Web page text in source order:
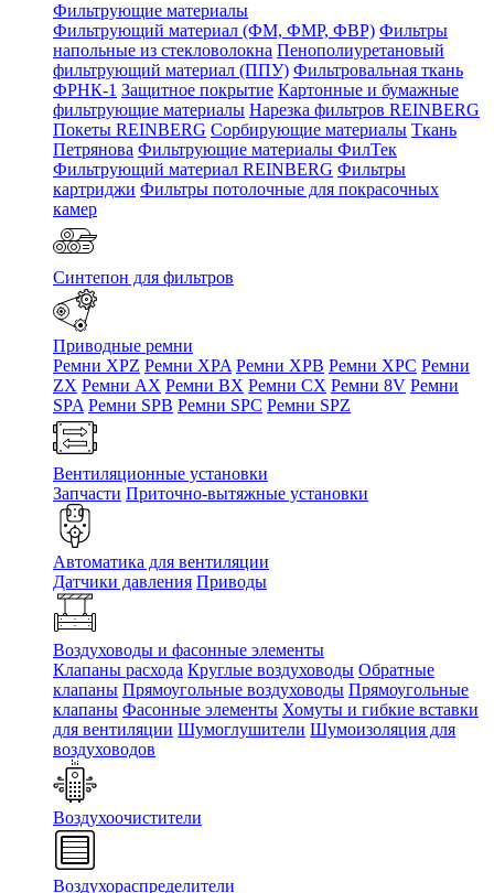
Фильтрующие материалы
Фильтрующий материал (ФМ, ФМР, ФВР) Фильтры
напольные из стекловолокна Пенополиуретановый
фильтрующий материал (ППУ) Фильтровальная ткань
ФРНК-1 Защитное покрытие Картонные и бумажные
фильтрующие материалы Нарезка фильтров REINBERG
Покеты REINBERG Сорбирующие материалы Ткань
Петрянова Фильтрующие материалы ФилТек
Фильтрующий материал REINBERG Фильтры
картриджи Фильтры потолочные для покрасочных
камер
Синтепон для фильтров
Приводные ремни
Ремни XPZ Ремни XPA Ремни XPB Ремни XPC Ремни
ZX Ремни AX Ремни BX Ремни CX Ремни 8V Ремни
SPA Ремни SPB Ремни SPC Ремни SPZ
Вентиляционные установки
Запчасти Приточно-вытяжные установки
Автоматика для вентиляции
Датчики давления Приводы
Воздуховоды и фасонные элементы
Клапаны расхода Круглые воздуховоды Обратные
клапаны Прямоугольные воздуховоды Прямоугольные
клапаны Фасонные элементы Хомуты и гибкие вставки
для вентиляции Шумоглушители Шумоизоляция для
воздуховодов
Воздухоочистители
Воздухораспределители